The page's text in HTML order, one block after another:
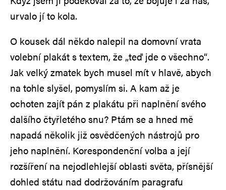
urvalo jí to kola.
O kousek dál někdo nalepil na domovní vrata
volební plakát s textem, že „teď jde o všechno“.
Jak velký zmatek bych musel mít v hlavě, abych
na tohle slyšel, pomyslím si. A kam až je
ochoten zajít pán z plakátu při naplnění svého
dalšího čtyřletého snu? Ptám se a hned mě
napadá několik již osvědčených nástrojů pro
jeho naplnění. Korespondenční volba a její
rozšíření na nejodlehlejší oblasti světa, přísnější
dohled státu nad dodržováním paragrafu